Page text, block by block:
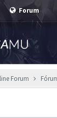
Forum
Forum